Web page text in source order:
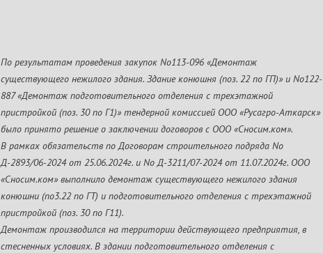
По результатам проведения закупок No113-096 «Демонтаж
существующего нежилого здания. Здание конюшня (поз. 22 по ГП)» и No122-
887 «Демонтаж подготовительного отделения с трехэтажной
пристройкой (поз. 30 по Г1)» тендерной комиссией ООО «Русагро-Аткарск»
было принято решение о заключении договоров с ООО «Сносим.ком».
В рамках обязательств по Договорам строительного подряда No
Д-2893/06-2024 от 25.06.2024г. и No Д-3211/07-2024 от 11.07.2024г. ООО
«Сносим.ком» выполнило демонтаж существующего нежилого здания
конюшни (по3.22 по ГТ) и подготовительного отделения с трехэтажной
пристройкой (поз. 30 по Г11).
Демонтаж производился на территории действующего предприятия, в
стесненных условиях. В здании подготовительного отделения с